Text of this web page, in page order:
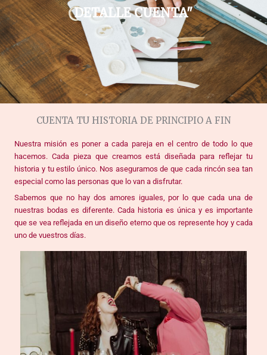
DETALLE CUENTA"
CUENTA TU HISTORIA DE PRINCIPIO A FIN
Nuestra misión es poner a cada pareja en el centro de todo lo que
hacemos. Cada pieza que creamos está diseñada para reflejar tu
historia y tu estilo único. Nos aseguramos de que cada rincón sea tan
especial como las personas que lo van a disfrutar.
Sabemos que no hay dos amores iguales, por lo que cada una de
nuestras bodas es diferente. Cada historia es única y es importante
que se vea reflejada en un diseño eterno que os represente hoy y cada
uno de vuestros días.